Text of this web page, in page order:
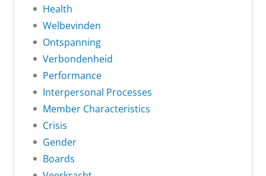
Health
Welbevinden
Ontspanning
Verbondenheid
Performance
Interpersonal Processes
Member Characteristics
Crisis
Gender
Boards